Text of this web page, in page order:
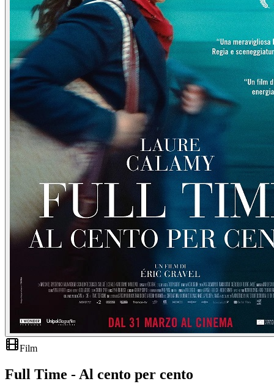
Film
Full Time - Al cento per cento